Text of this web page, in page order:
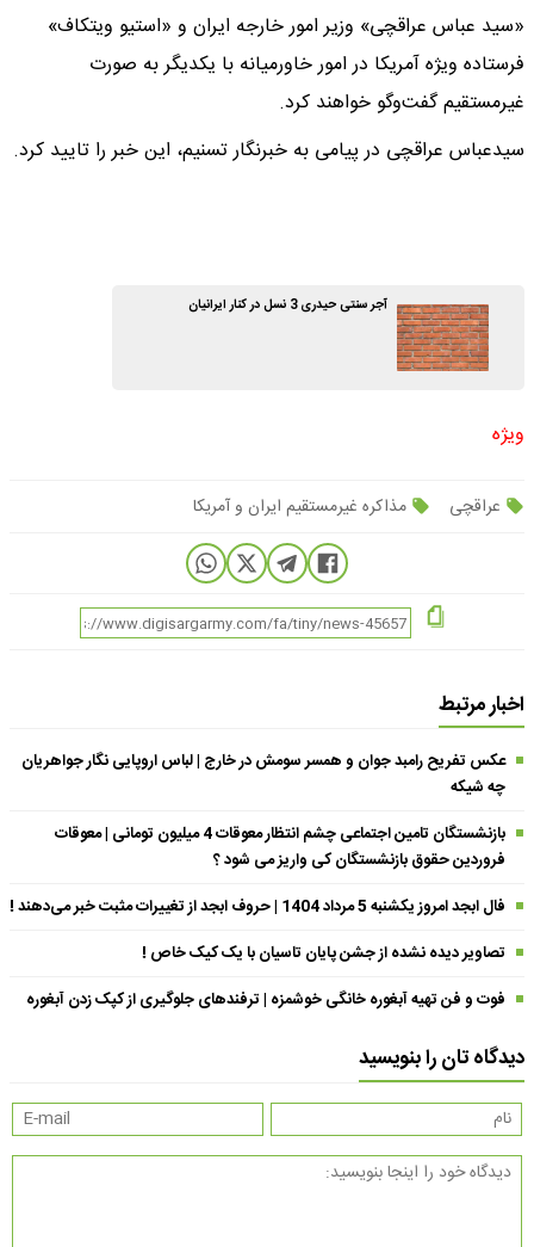
«سید عباس عراقچی» وزیر امور خارجه ایران و «استیو ویتکاف»
فرستاده ویژه آمریکا در امور خاورمیانه با یکدیگر به صورت
غیرمستقیم گفت‌وگو خواهند کرد.
سیدعباس عراقچی در پیامی به خبرنگار تسنیم، این خبر را تایید کرد.
آجر سنتی حیدری 3 نسل در کنار ایرانیان
ویژه
عراقچی مذاکره غیرمستقیم ایران و آمریکا
اخبار مرتبط
عکس تفریح رامبد جوان و همسر سومش در خارج | لباس اروپایی نگار جواهریان
چه شیکه
بازنشستگان تامین اجتماعی چشم انتظار معوقات 4 میلیون تومانی | معوقات
فروردین حقوق بازنشستگان کی واریز می شود ؟
فال ابجد امروز یکشنبه 5 مرداد 1404 | حروف ابجد از تغییرات مثبت خبر می‌دهند !
تصاویر دیده نشده از جشن پایان تاسیان با یک کیک خاص !
فوت و فن تهیه آبغوره خانگی خوشمزه | ترفندهای جلوگیری از کپک زدن آبغوره
دیدگاه تان را بنویسید